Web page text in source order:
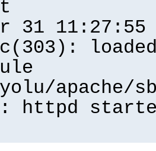
31
apache/
httpd